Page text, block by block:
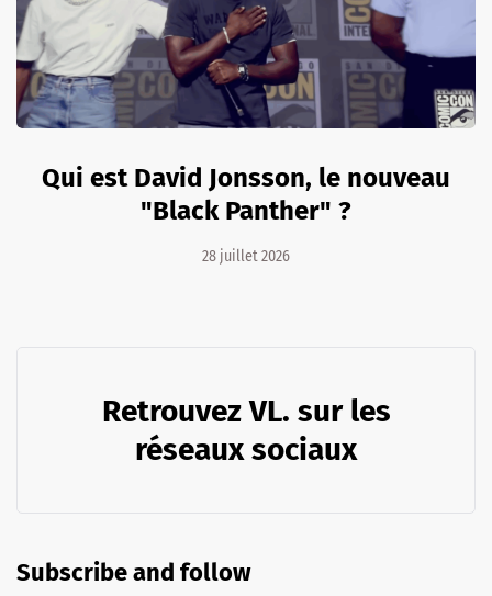
Qui est David Jonsson, le nouveau
"Black Panther" ?
28 juillet 2026
Retrouvez VL. sur les
réseaux sociaux
Subscribe and follow